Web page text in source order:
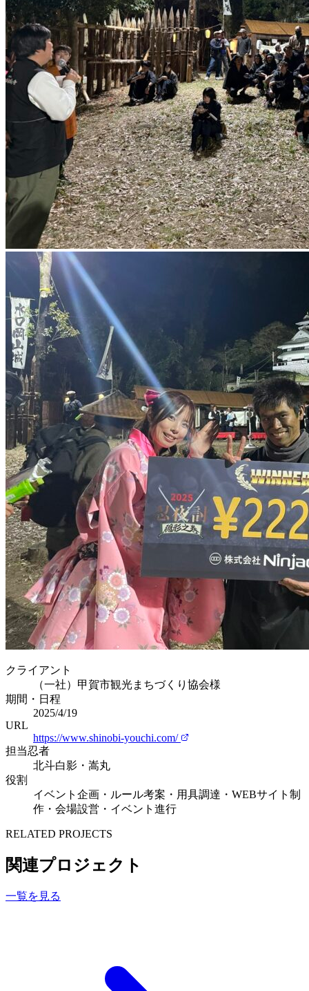
クライアント
（一社）甲賀市観光まちづくり協会様
期間・日程
2025/4/19
URL
https://www.shinobi-youchi.com/
担当忍者
北斗白影・嵩丸
役割
イベント企画・ルール考案・用具調達・WEBサイト制
作・会場設営・イベント進行
RELATED PROJECTS
関連プロジェクト
一覧を見る